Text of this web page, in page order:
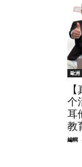
歐洲
个
耳
教
編輯 -